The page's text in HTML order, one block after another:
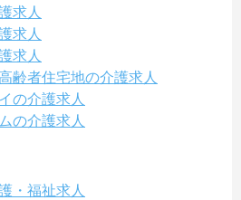
求人
求人
求人
齢者住宅地の介護求人
の介護求人
の介護求人
・福祉求人